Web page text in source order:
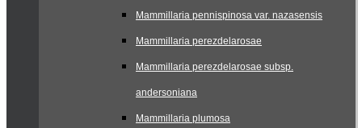
Mammillaria pennispinosa var. nazasensis
Mammillaria perezdelarosae
Mammillaria perezdelarosae subsp.
andersoniana
Mammillaria plumosa